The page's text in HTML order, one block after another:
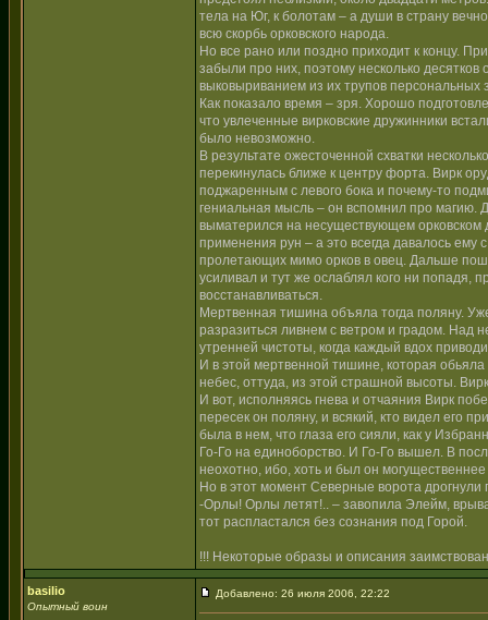
тела на Юг, к болотам – а души в страну
всю скорбь орковского народа.
Но все рано или поздно приходит к концу.
забыли про них, поэтому несколько
выковыриванием из их трупов
Как показало время – зря. Хорошо
что увлеченные вирковские дружинники
было невозможно.
В результате ожесточенной схватки
перекинулась ближе к центру форта. Вирк
поджаренным с левого бока и почему-то
гениальная мысль – он вспомнил про
выматерился на несуществующем орковском
применения рун – а это всегда давалось
пролетающих мимо орков в овец. Дальше
усиливал и тут же ослаблял кого ни попадя,
восстанавливаться.
Мертвенная тишина объяла тогда поляну.
разразиться ливнем с ветром и градом. Над
утренней чистоты, когда каждый вдох
И в этой мертвенной тишине, которая
небес, оттуда, из этой страшной высоты.
И вот, исполняясь гнева и отчаяния Вирк
пересек он поляну, и всякий, кто видел его
была в нем, что глаза его сияли, как у
Го-Го на единоборство. И Го-Го вышел. В
неохотно, ибо, хоть и был он
Но в этот момент Северные ворота
-Орлы! Орлы летят!.. – завопила Элейм,
тот распластался без сознания под Горой.
!!! Некоторые образы и описания
basilio
Опытный воин
Добавлено: 26 июля 2006, 22:22